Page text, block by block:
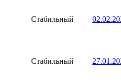
Стабильный
Стабильный